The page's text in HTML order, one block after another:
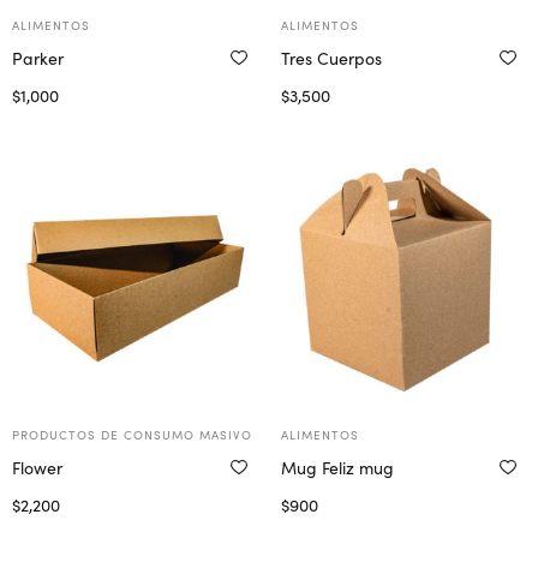
ALIMENTOS
Parker
$1,000
ALIMENTOS
Tres Cuerpos
$3,500
PRODUCTOS DE CONSUMO MASIVO
Flower
$2,200
ALIMENTOS
Mug Feliz mug
$900